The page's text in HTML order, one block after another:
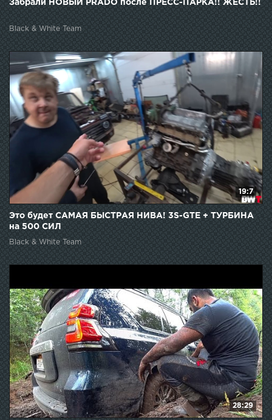
Забрали НОВЫЙ PRADO после ПРЕСС-ПАРКА!! ЖЕСТЬ!!
Black & White Team
19:7
Это будет САМАЯ БЫСТРАЯ НИВА! 3S-GTE + ТУРБИНА
на 500 СИЛ
Black & White Team
28:29